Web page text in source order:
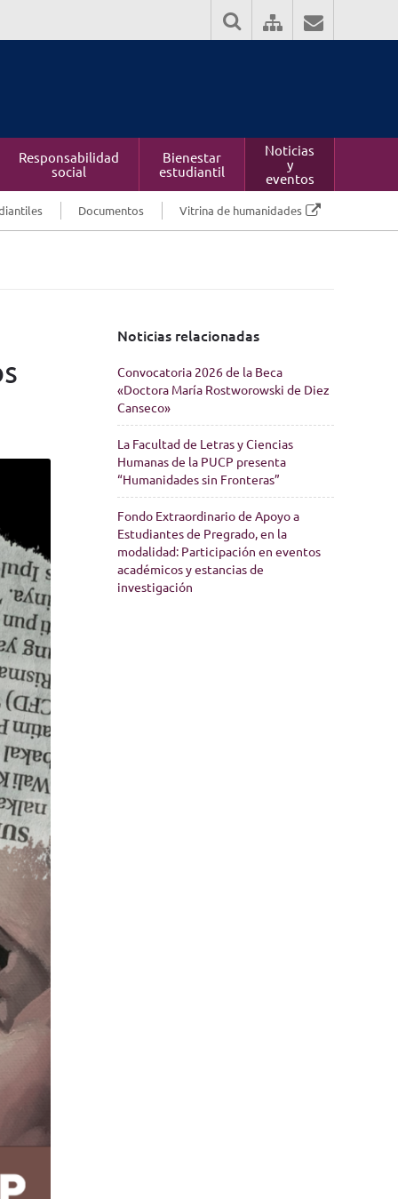
Responsabilidad
social
Bienestar
estudiantil
Noticias
y
eventos
Documentos Vitrina de humanidades
Noticias relacionadas
Convocatoria 2026 de la Beca
«Doctora María Rostworowski de Diez
Canseco»
La Facultad de Letras y Ciencias
Humanas de la PUCP presenta
“Humanidades sin Fronteras”
Fondo Extraordinario de Apoyo a
Estudiantes de Pregrado, en la
modalidad: Participación en eventos
académicos y estancias de
investigación